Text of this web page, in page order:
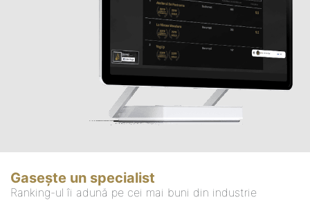
Gasește un specialist
Ranking-ul îi adună pe cei mai buni din industrie